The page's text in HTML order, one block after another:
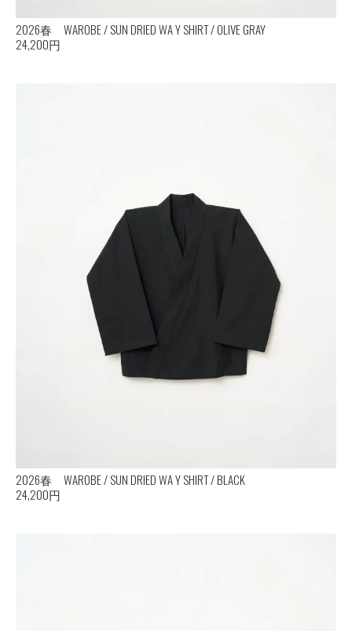
2026春 WAROBE / SUN DRIED WA Y SHIRT / OLIVE GRAY
24,200円
2026春 WAROBE / SUN DRIED WA Y SHIRT / BLACK
24,200円